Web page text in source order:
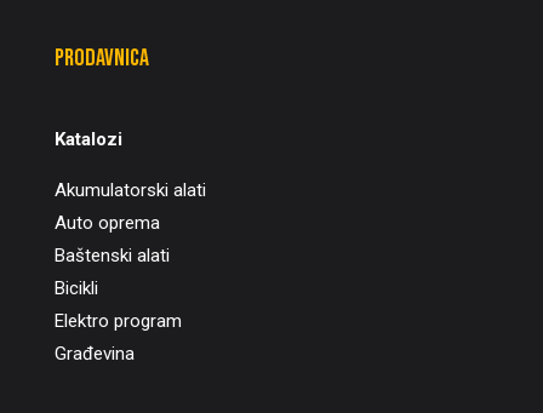
Prodavnica
Katalozi
Akumulatorski alati
Auto oprema
Baštenski alati
Bicikli
Elektro program
Građevina